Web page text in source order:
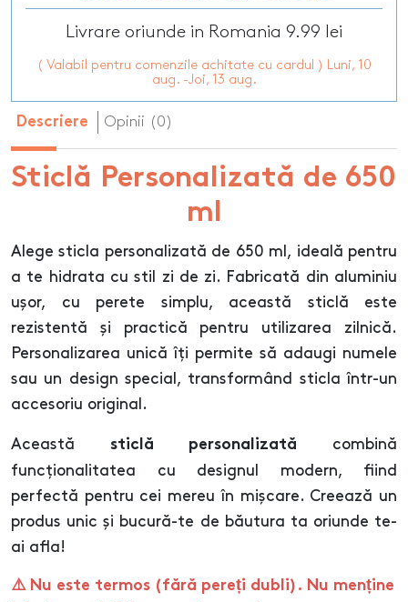
Livrare oriunde in Romania 9.99 lei
( Valabil pentru comenzile achitate cu cardul ) Luni, 10
aug. -Joi, 13 aug.
Descriere Opinii (0)
Sticlă Personalizată de 650
ml
Alege sticla personalizată de 650 ml, ideală pentru
a te hidrata cu stil zi de zi. Fabricată din aluminiu
ușor, cu perete simplu, această sticlă este
rezistentă și practică pentru utilizarea zilnică.
Personalizarea unică îți permite să adaugi numele
sau un design special, transformând sticla într-un
accesoriu original.
Această sticlă personalizată combină
funcționalitatea cu designul modern, fiind
perfectă pentru cei mereu în mișcare. Creează un
produs unic și bucură-te de băutura ta oriunde te-
ai afla!
⚠️ Nu este termos (fără pereți dubli). Nu menține